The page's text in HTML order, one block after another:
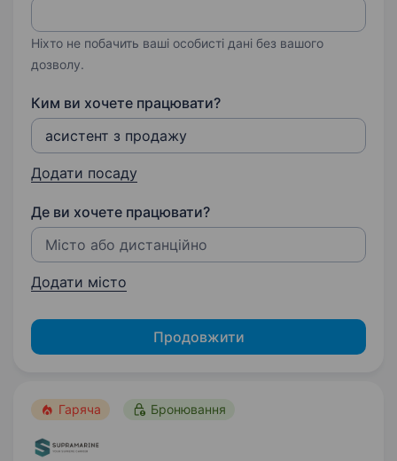
Ніхто не побачить ваші особисті дані без вашого
дозволу.
Ким ви хочете працювати?
Додати посаду
Де ви хочете працювати?
Додати місто
Продовжити
Гаряча Бронювання